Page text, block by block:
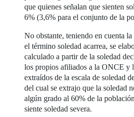
que quienes señalan que sienten
6% (3,6% para el conjunto de la
No obstante, teniendo en cuenta
el término soledad acarrea, se
calculado a partir de la soledad
los propios afiliados a la ONCE y
extraídos de la escala de soledad
del cual se extrajo que la soledad
algún grado al 60% de la
siente soledad severa.